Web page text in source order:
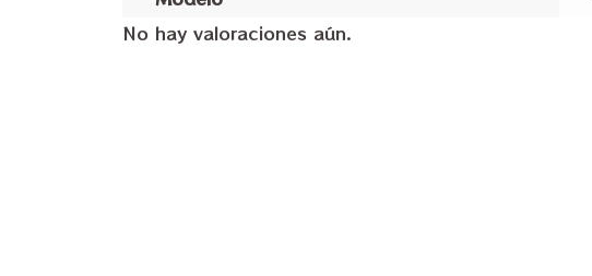
No hay valoraciones aún.